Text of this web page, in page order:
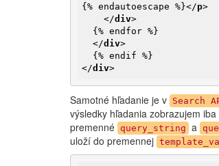
{% endautoescape %}</p>
</div>
</div>
</div>
Samotné hľadanie je v Search
výsledky hľadania zobrazujem
premenné query_string a
uloží do premennej